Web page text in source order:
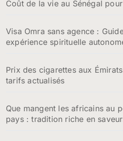
Coût de la vie au Sénégal
Visa Omra sans agence :
expérience spirituelle
Prix des cigarettes aux
tarifs actualisés
Que mangent les africains au
pays : tradition riche en